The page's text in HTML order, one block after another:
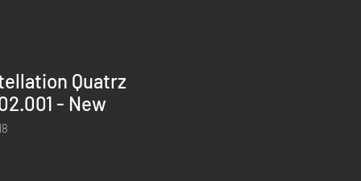
Quatrz
- New